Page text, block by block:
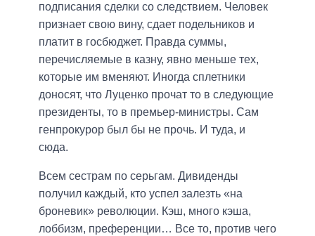
подписания сделки со следствием. Человек
признает свою вину, сдает подельников и
платит в госбюджет. Правда суммы,
перечисляемые в казну, явно меньше тех,
которые им вменяют. Иногда сплетники
доносят, что Луценко прочат то в следующие
президенты, то в премьер-министры. Сам
генпрокурор был бы не прочь. И туда, и
сюда.
Всем сестрам по серьгам. Дивиденды
получил каждый, кто успел залезть «на
броневик» революции. Кэш, много кэша,
лоббизм, преференции… Все то, против чего